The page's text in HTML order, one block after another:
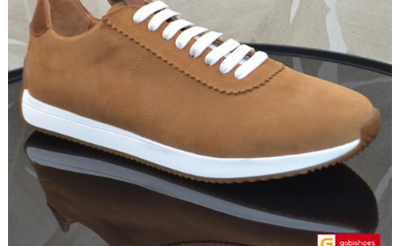
Curele
Lenjerii de Pat
Viziere
Catalog
Contact
Autentificare sau creeaza cont